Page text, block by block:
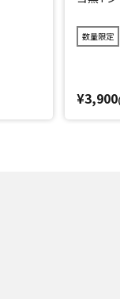
数量限定
¥3,900